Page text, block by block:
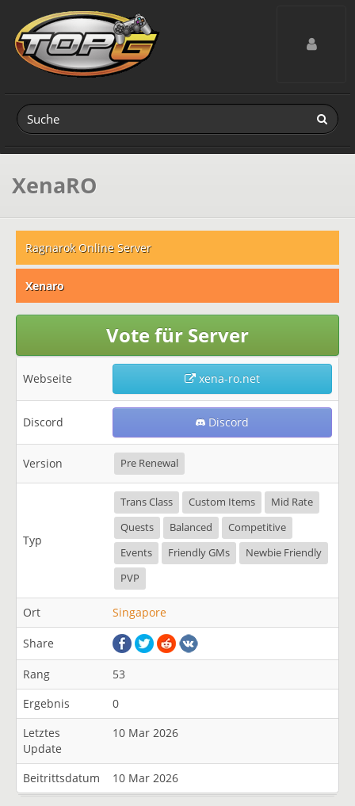
Toggle
XenaRO
Ragnarok Online Server
Xenaro
Vote für Server
Webseite xena-ro.net
Discord Discord
Version Pre Renewal
Typ
Trans Class Custom Items
Mid Rate
Quests
Balanced
Competitive
Events
Friendly GMs
Newbie Friendly
PVP
Ort Singapore
Share
Rang
53
Ergebnis
0
Letztes
Update
10 Mar 2026
Beitrittsdatum 10 Mar 2026